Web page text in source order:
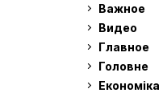
Важное
Видео
Главное
Головне
Економіка